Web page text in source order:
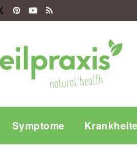
Symptome